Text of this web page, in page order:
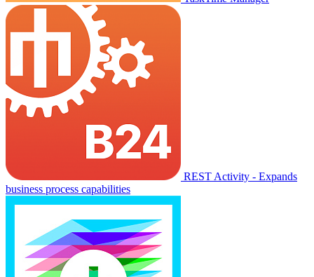
REST Activity - Expands
business process capabilities